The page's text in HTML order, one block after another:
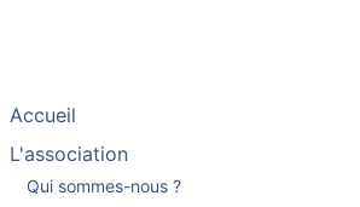
Accueil
L'association
Qui sommes-nous ?